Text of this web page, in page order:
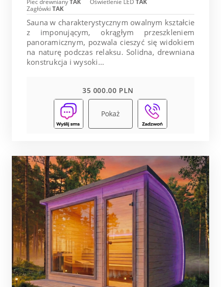
Zagłówki TAK
Sauna w charakterystycznym owalnym kształcie
z imponującym, okrągłym przeszkleniem
panoramicznym, pozwala cieszyć się widokiem
na naturę podczas relaksu. Solidna, drewniana
konstrukcja i wysoki...
35 000.00 PLN
Pokaż